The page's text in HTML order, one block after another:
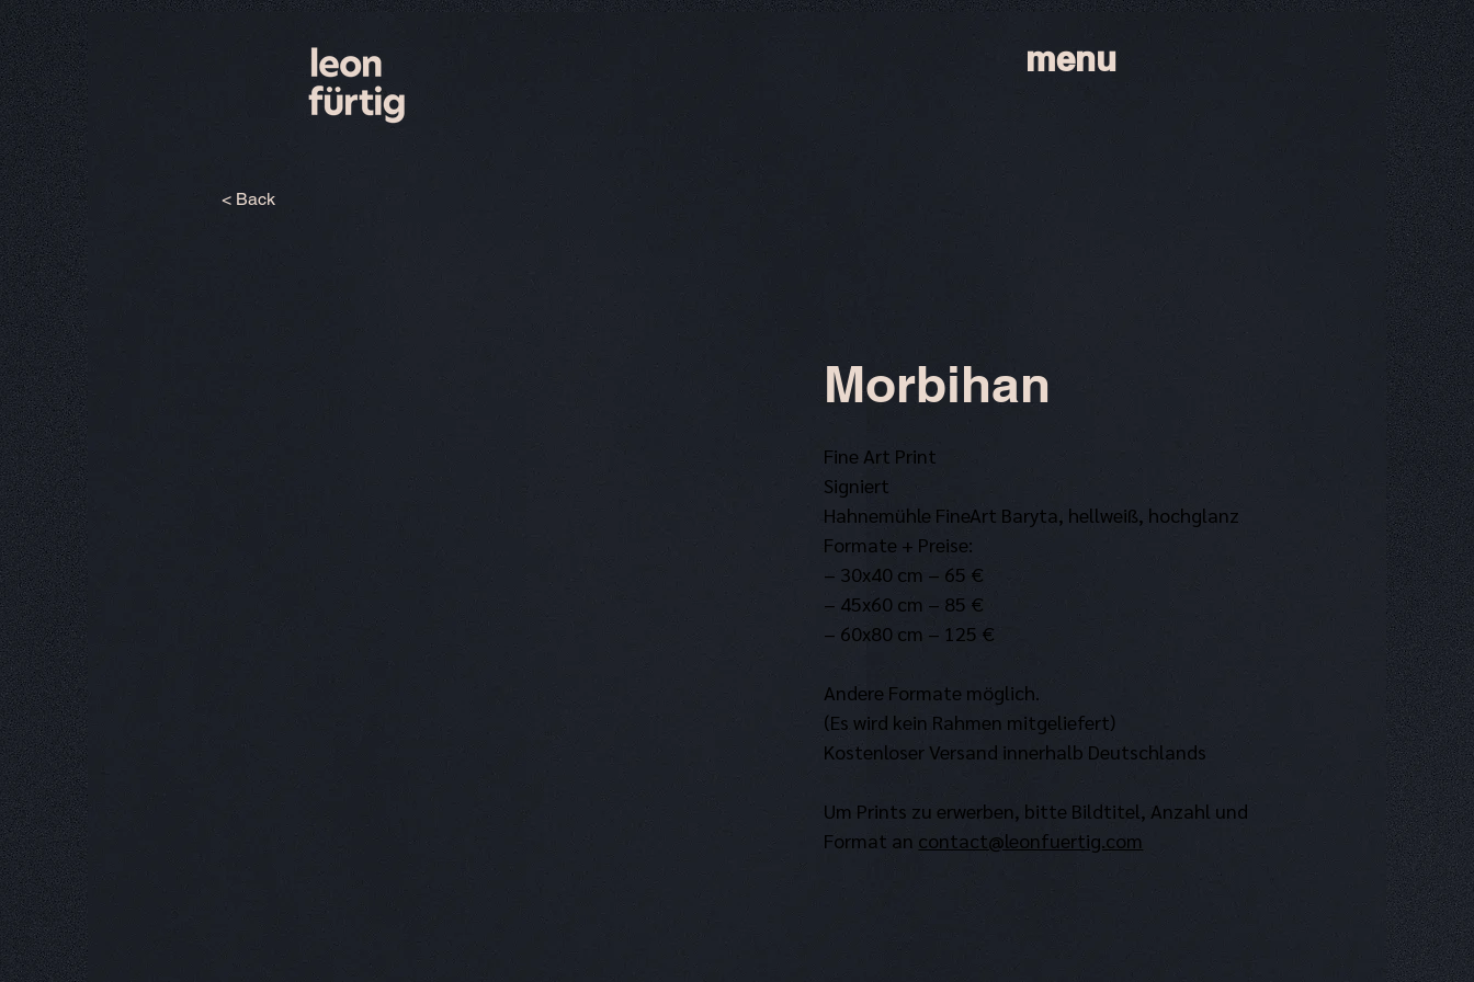
menu
< Back
Morbihan
Fine Art Print
Signiert
Hahnemühle FineArt Baryta, hellweiß, hochglanz
Formate + Preise:
– 30x40 cm – 65 €
– 45x60 cm – 85 €
– 60x80 cm – 125 €
Andere Formate möglich.
(Es wird kein Rahmen mitgeliefert)
Kostenloser Versand innerhalb Deutschlands
Um Prints zu erwerben, bitte Bildtitel, Anzahl und
Format an contact@leonfuertig.com